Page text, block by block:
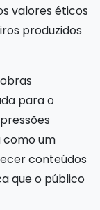
valores éticos
produzidos
para o
como um
conteúdos
que o público